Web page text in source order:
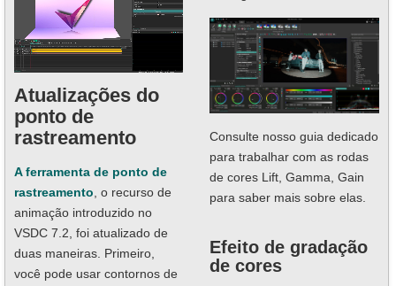
Atualizações do
ponto de
rastreamento
A ferramenta de ponto de
rastreamento , o recurso de
animação introduzido no
VSDC 7.2, foi atualizado de
duas maneiras. Primeiro,
você pode usar contornos de
Consulte nosso guia dedicado
para trabalhar com as rodas
de cores Lift, Gamma, Gain
para saber mais sobre elas.
Efeito de gradação
de cores